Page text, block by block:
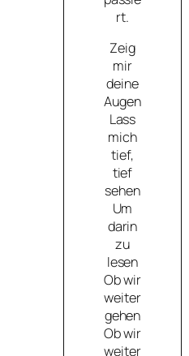
rt.
Zeig
mir
deine
Augen
Lass
mich
tief,
tief
sehen
Um
darin
zu
lesen
Ob wir
weiter
gehen
Ob wir
weiter